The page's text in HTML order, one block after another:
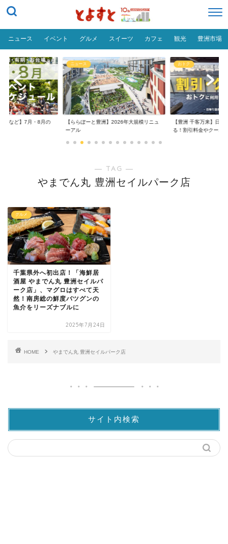
ニュース イベント グルメ スイーツ カフェ 観光 豊洲市場
場など】7月・8月の
ニュース
【ららぽーと豊洲】2026年大規模リニュ
ーアル
おトク
【豊洲 千客万来】日帰
る！割引料金やクーポ...
― TAG ―
やまでん丸 豊洲セイルパーク店
グルメ
千葉県外へ初出店！「海鮮居
酒屋 やまでん丸 豊洲セイルパ
ーク店」、マグロはすべて天
然！南房総の鮮度バツグンの
魚介をリーズナブルに
2025年7月24日
HOME やまでん丸 豊洲セイルパーク店
サイト内検索